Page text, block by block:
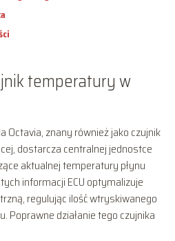
temperatury w
Octavia, znany również jako czujnik
dostarcza centralnej jednostce
aktualnej temperatury płynu
informacji ECU optymalizuje
regulując ilość wtryskiwanego
Poprawne działanie tego czujnika